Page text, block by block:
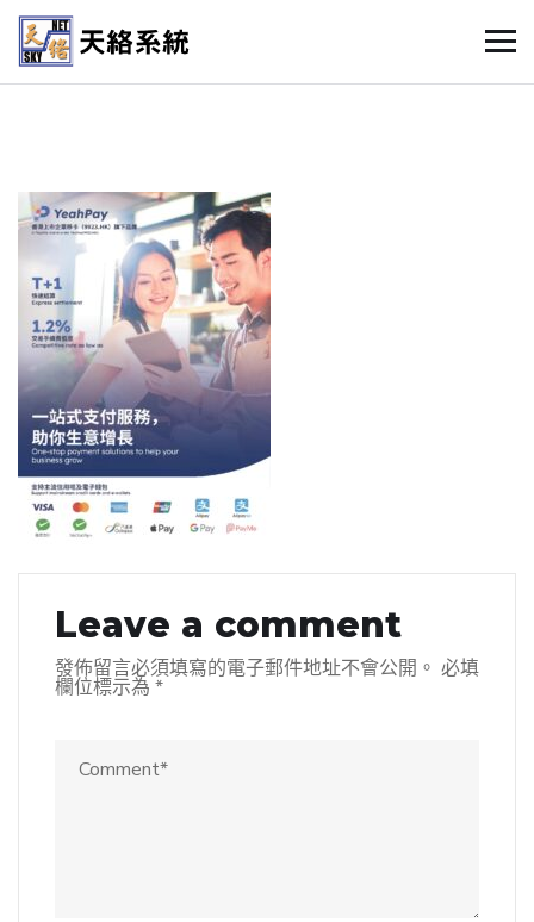
Leave a comment
發佈留言必須填寫的電子郵件地址不會公開。 必填
欄位標示為 *